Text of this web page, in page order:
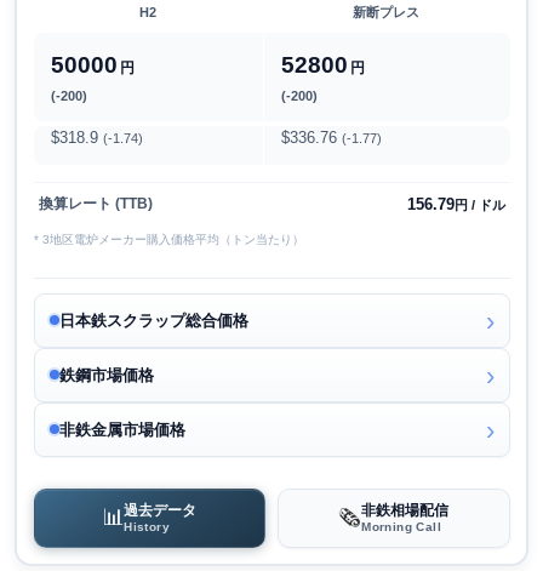
H2 新断プレス
50000 円
(-200)
52800 円
(-200)
$318.9 (-1.74) $336.76 (-1.77)
換算レート (TTB) 156.79円 / ドル
* 3地区電炉メーカー購入価格平均（トン当たり）
日本鉄スクラップ総合価格
鉄鋼市場価格
非鉄金属市場価格
📊過去データ
History 🗞️非鉄相場配信
Morning Call